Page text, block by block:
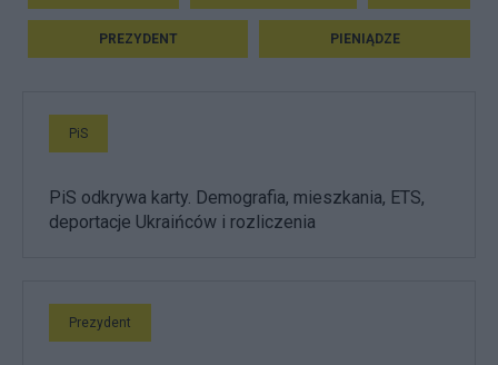
PREZYDENT PIENIĄDZE
PiS
PiS odkrywa karty. Demografia, mieszkania, ETS,
deportacje Ukraińców i rozliczenia
Prezydent